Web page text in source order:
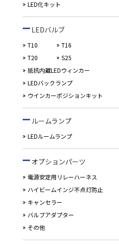
LED化キット
LEDバルブ
T10
T16
T20
S25
抵抗内蔵LEDウィンカー
LEDバックランプ
ウインカーポジションキット
ルームランプ
LEDルームランプ
オプションパーツ
電源安定用リレーハーネス
ハイビームインジ不点灯防止
キャンセラー
バルブアダプター
その他